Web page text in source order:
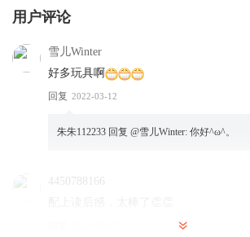
用户评论
雪儿Winter
好多玩具啊
回复 2022-03-12
朱朱112233 回复 @雪儿Winter: 你好^ω^。
4450788166